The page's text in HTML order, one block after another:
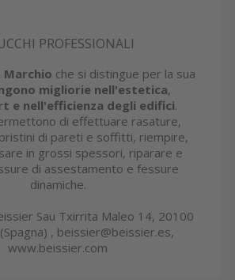
PROFESSIONALI
Marchio che si distingue per la sua
migliorie nell'estetica,
e nell'efficienza degli edifici.
di effettuare rasature,
di pareti e soffitti, riempire,
in grossi spessori, riparare e
di assestamento e fessure
dinamiche.
Sau Txirrita Maleo 14, 20100
, beissier@beissier.es,
www.beissier.com